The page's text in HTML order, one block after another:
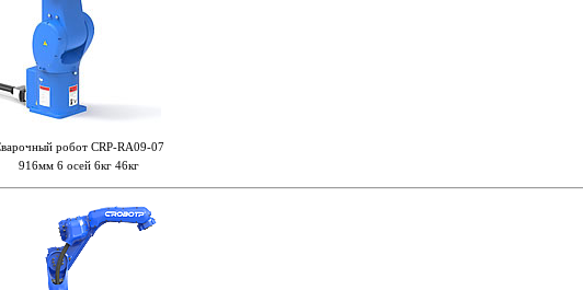
робот CRP-RA09-07
916мм 6 осей 6кг 46кг